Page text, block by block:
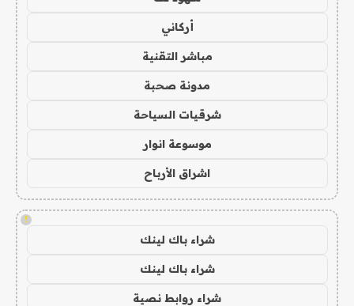
أركاني
مباشر التقنية
مدونة صحبة
شرقيات السياحة
موسوعة انوار
اشراق الأرباح
!
شراء باك لينك
شراء باك لينك
شراء روابط نصية